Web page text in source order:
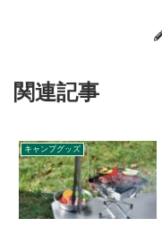
関連記事
キャンプグッズ